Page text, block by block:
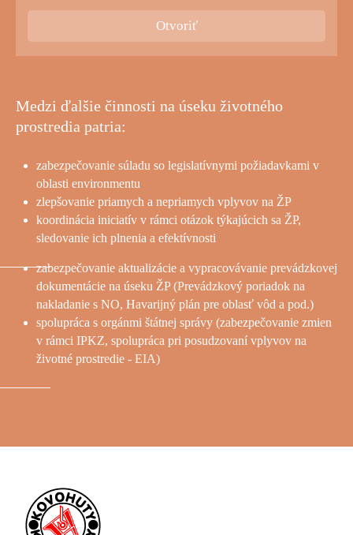
Otvoriť
Medzi ďalšie činnosti na úseku životného
prostredia patria:
zabezpečovanie súladu so legislatívnymi požiadavkami v
oblasti environmentu
zlepšovanie priamych a nepriamych vplyvov na ŽP
koordinácia iniciatív v rámci otázok týkajúcich sa ŽP,
sledovanie ich plnenia a efektívnosti
zabezpečovanie aktualizácie a vypracovávanie prevádzkovej
dokumentácie na úseku ŽP (Prevádzkový poriadok na
nakladanie s NO, Havarijný plán pre oblasť vôd a pod.)
spolupráca s orgánmi štátnej správy (zabezpečovanie zmien
v rámci IPKZ, spolupráca pri posudzovaní vplyvov na
životné prostredie - EIA)